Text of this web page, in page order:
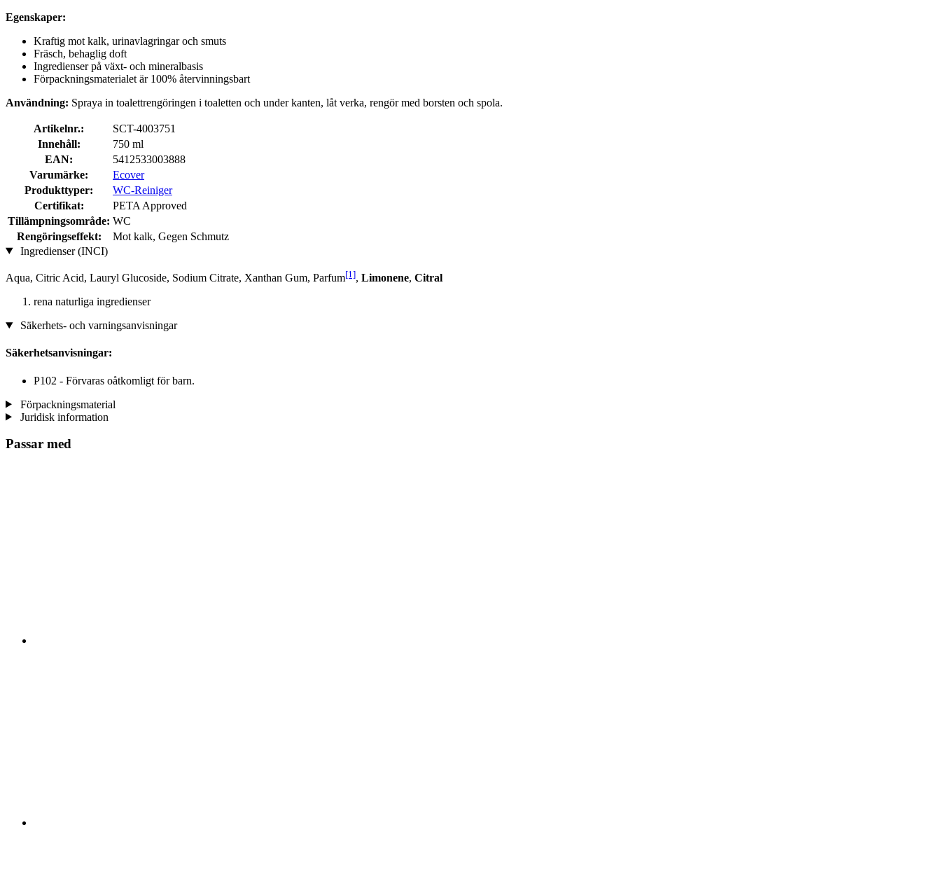
Egenskaper:
Kraftig mot kalk, urinavlagringar och smuts
Fräsch, behaglig doft
Ingredienser på växt- och mineralbasis
Förpackningsmaterialet är 100% återvinningsbart
Användning: Spraya in toalettrengöringen i toaletten och under kanten, låt verka, rengör med borsten och spola.
Artikelnr.:
SCT-4003751
Innehåll:
750 ml
EAN:
5412533003888
Varumärke:
Ecover
Produkttyper:
WC-Reiniger
Certifikat:
PETA Approved
Tillämpningsområde: WC
Rengöringseffekt:
Mot kalk, Gegen Schmutz
Ingredienser (INCI)
Aqua, Citric Acid, Lauryl Glucoside, Sodium Citrate, Xanthan Gum, Parfum[1], Limonene, Citral
rena naturliga ingredienser
Säkerhets- och varningsanvisningar
Säkerhetsanvisningar:
P102 - Förvaras oåtkomligt för barn.
Förpackningsmaterial
Juridisk information
Passar med